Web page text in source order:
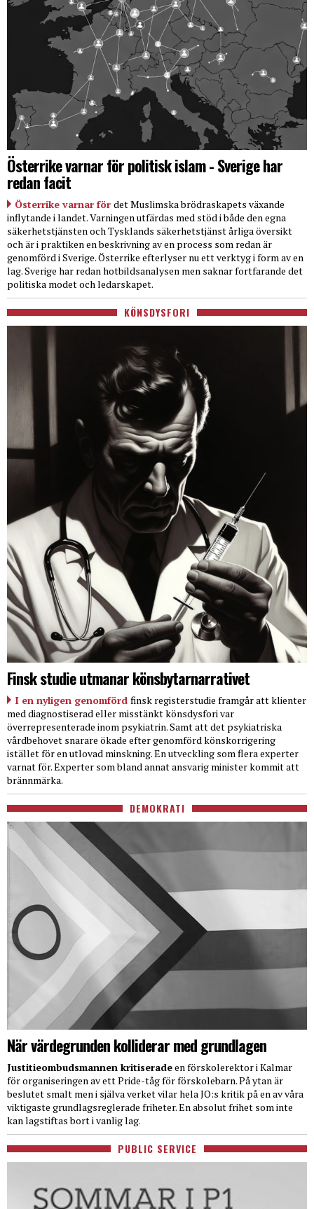
Österrike varnar för politisk islam - Sverige har
redan facit
Österrike varnar för det Muslimska brödraskapets växande
inflytande i landet. Varningen utfärdas med stöd i både den egna
säkerhetstjänsten och Tysklands säkerhetstjänst årliga översikt
och är i praktiken en beskrivning av en process som redan är
genomförd i Sverige. Österrike efterlyser nu ett verktyg i form av en
lag. Sverige har redan hotbildsanalysen men saknar fortfarande det
politiska modet och ledarskapet.
KÖNSDYSFORI
Finsk studie utmanar könsbytarnarrativet
I en nyligen genomförd finsk registerstudie framgår att klienter
med diagnostiserad eller misstänkt könsdysfori var
överrepresenterade inom psykiatrin. Samt att det psykiatriska
vårdbehovet snarare ökade efter genomförd könskorrigering
istället för en utlovad minskning. En utveckling som flera experter
varnat för. Experter som bland annat ansvarig minister kommit att
brännmärka.
DEMOKRATI
När värdegrunden kolliderar med grundlagen
Justitieombudsmannen kritiseradeen förskolerektor i Kalmar
för organiseringen av ett Pride-tåg för förskolebarn. På ytan är
beslutet smalt men i själva verket vilar hela JO:s kritik på en av våra
viktigaste grundlagsreglerade friheter. En absolut frihet som inte
kan lagstiftas bort i vanlig lag.
PUBLIC SERVICE